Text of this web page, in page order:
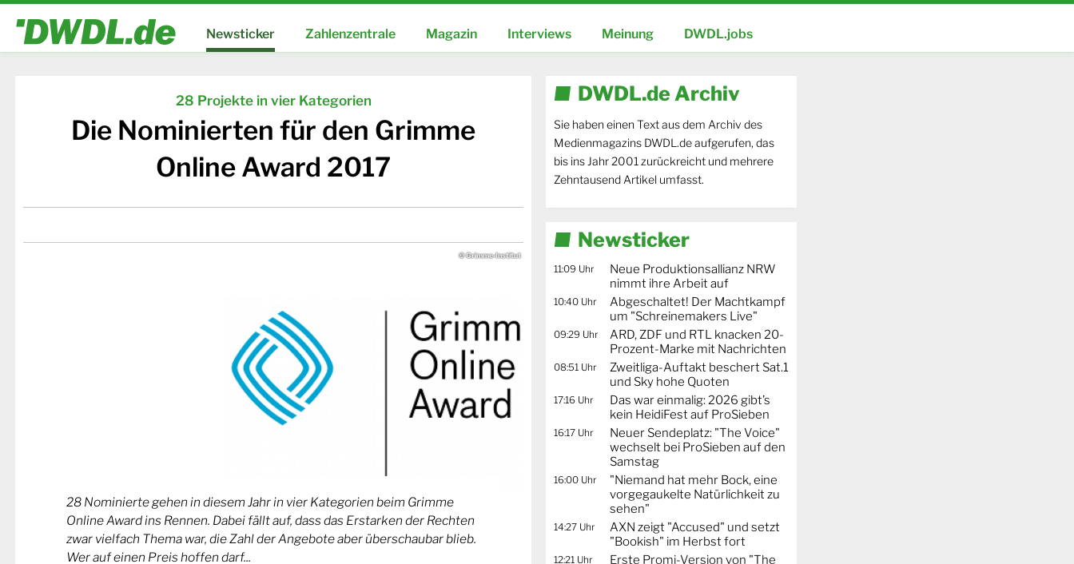
Newsticker Zahlenzentrale Magazin Interviews Meinung DWDL.jobs
28 Projekte in vier Kategorien
Die Nominierten für den Grimme
Online Award 2017
© Grimme-Institut
28 Nominierte gehen in diesem Jahr in vier Kategorien beim Grimme
Online Award ins Rennen. Dabei fällt auf, dass das Erstarken der Rechten
zwar vielfach Thema war, die Zahl der Angebote aber überschaubar blieb.
Wer auf einen Preis hoffen darf...
DWDL.de Archiv
Sie haben einen Text aus dem Archiv des
Medienmagazins DWDL.de aufgerufen, das
bis ins Jahr 2001 zurückreicht und mehrere
Zehntausend Artikel umfasst.
Newsticker
11:09 Uhr
Neue Produktionsallianz NRW
nimmt ihre Arbeit auf
10:40 Uhr
Abgeschaltet! Der Machtkampf
um "Schreinemakers Live"
09:29 Uhr
ARD, ZDF und RTL knacken 20-
Prozent-Marke mit Nachrichten
08:51 Uhr
Zweitliga-Auftakt beschert Sat.1
und Sky hohe Quoten
17:16 Uhr
Das war einmalig: 2026 gibt’s
kein HeidiFest auf ProSieben
16:17 Uhr
Neuer Sendeplatz: "The Voice"
wechselt bei ProSieben auf den
Samstag
16:00 Uhr
"Niemand hat mehr Bock, eine
vorgegaukelte Natürlichkeit zu
sehen"
14:27 Uhr
AXN zeigt "Accused" und setzt
"Bookish" im Herbst fort
12:21 Uhr
Erste Promi-Version von "The